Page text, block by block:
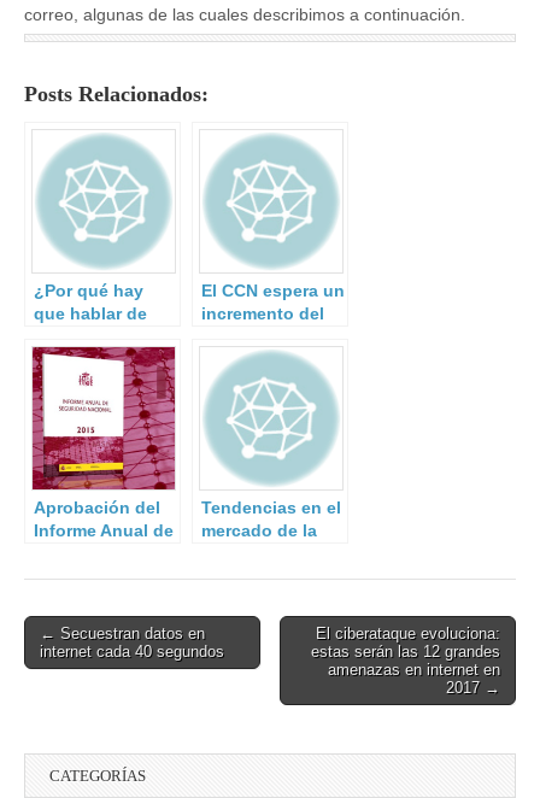
correo, algunas de las cuales describimos a continuación.
Posts Relacionados:
¿Por qué hay
que hablar de
gestión del
riesgo de
desastres?
El CCN espera un
incremento del
ciberataques a la
Administración y
a empresas de
interés
estratégico.
Aprobación del
Informe Anual de
Nacional 2015
Tendencias en el
mercado de la
Post
navigation
← Secuestran datos en
internet cada 40 segundos
El ciberataque evoluciona:
estas serán las 12 grandes
amenazas en internet en
2017 →
CATEGORÍAS